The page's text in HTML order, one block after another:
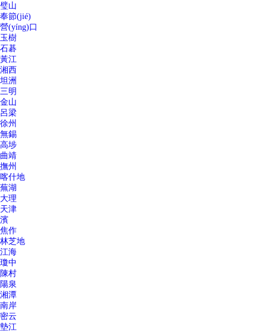
璧山
奉節(jié)
營(yíng)口
玉樹
石碁
黃江
湘西
坦洲
三明
金山
呂梁
徐州
無錫
高埗
曲靖
撫州
喀什地
蕪湖
大理
天津
濱
焦作
林芝地
江海
瓊中
陳村
陽泉
湘潭
南岸
密云
墊江